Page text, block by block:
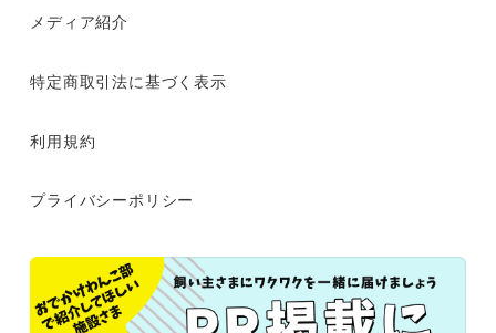
メディア紹介
特定商取引法に基づく表示
利用規約
プライバシーポリシー